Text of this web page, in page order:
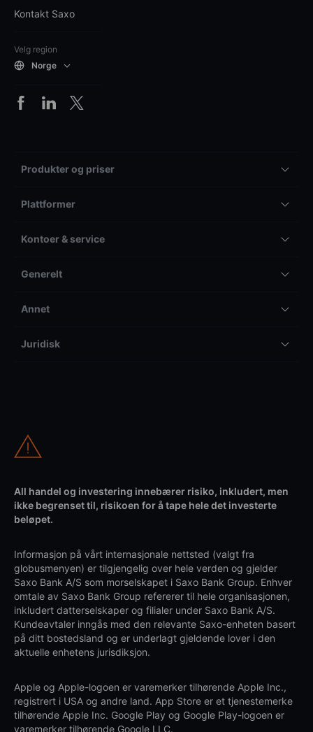
Kontakt Saxo
Velg region
Norge
Produkter og priser
Plattformer
Kontoer & service
Generelt
Annet
Juridisk
All handel og investering innebærer risiko, inkludert, men
ikke begrenset til, risikoen for å tape hele det investerte
beløpet.
Informasjon på vårt internasjonale nettsted (valgt fra
globusmenyen) er tilgjengelig over hele verden og gjelder
Saxo Bank A/S som morselskapet i Saxo Bank Group. Enhver
omtale av Saxo Bank Group refererer til hele organisasjonen,
inkludert datterselskaper og filialer under Saxo Bank A/S.
Kundeavtaler inngås med den relevante Saxo-enheten basert
på ditt bostedsland og er underlagt gjeldende lover i den
aktuelle enhetens jurisdiksjon.
Apple og Apple-logoen er varemerker tilhørende Apple Inc.,
registrert i USA og andre land. App Store er et tjenestemerke
tilhørende Apple Inc. Google Play og Google Play-logoen er
varemerker tilhørende Google LLC.